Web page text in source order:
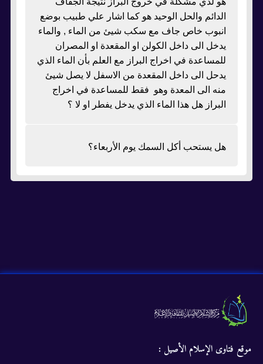
الدائم والحل الوحيد هو كما اشار علي طبيب بوضع
انبوب خاص جاف مع سكب شيئ من الماء , والماء
يدخل الى داخل الكولن او المقعدة او المصران
للمساعدة في اخراج البراز مع العلم بأن الماء الذي
يدحل الى داخل المقعدة من الاسفل لا يصل شيئ
منه الى المعدة وهو فقط للمساعدة في اخراج
البراز هل هذا الماء الذي يدخل يفطر او لا ؟
هل يستحب أكل السمك يوم الأربعاء؟
موقع فتاوى الإسلام الأصيل :